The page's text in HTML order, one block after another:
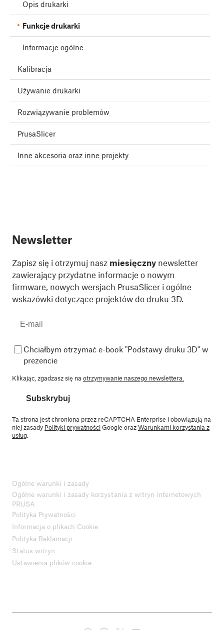
Opis drukarki
Funkcje drukarki
Informacje ogólne
Kalibracja
Używanie drukarki
Rozwiązywanie problemów
PrusaSlicer
Inne akcesoria oraz inne projekty
Newsletter
Zapisz się i otrzymuj nasz miesięczny newsletter
zawierający przydatne informacje o nowym
firmware, nowych wersjach PrusaSlicer i ogólne
wskazówki dotyczące projektów do druku 3D.
Chciałbym otrzymać e-book "Podstawy druku 3D" w
prezencie
Klikając, zgadzasz się na otrzymywanie naszego newslettera.
Subskrybuj
Ta strona jest chroniona przez reCAPTCHA Enterprise i obowiązują na
niej zasady Polityki prywatnościGoogle orazWarunkami korzystania z
usług
Ogólne warunki i zasady
Ogólne warunki i zasady korzystania z witryn internetowych
PRUSA
Polityka Prywatności
Informacja o plikach Cookie
Polityka Reklamacji
Status witryn
Ustawienia plików cookie